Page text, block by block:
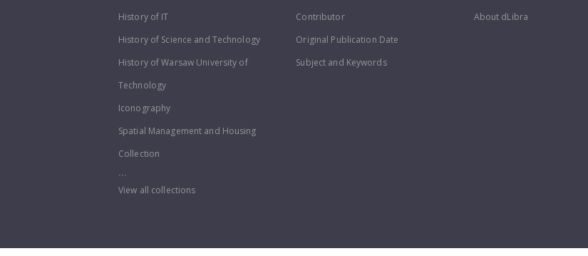
History of IT
History of Science and Technology
History of Warsaw University of
Technology
Iconography
Spatial Management and Housing
Collection
...
View all collections
Contributor
Original Publication Date
Subject and Keywords
About dLibra